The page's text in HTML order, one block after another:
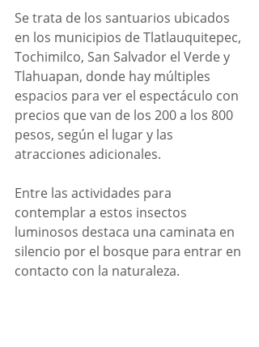
Se trata de los santuarios ubicados
en los municipios de Tlatlauquitepec,
Tochimilco, San Salvador el Verde y
Tlahuapan, donde hay múltiples
espacios para ver el espectáculo con
precios que van de los 200 a los 800
pesos, según el lugar y las
atracciones adicionales.
Entre las actividades para
contemplar a estos insectos
luminosos destaca una caminata en
silencio por el bosque para entrar en
contacto con la naturaleza.